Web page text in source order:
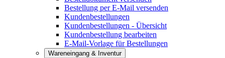
Bestellung per E-Mail versenden
Kundenbestellungen
Kundenbestellungen - Übersicht
Kundenbestellung bearbeiten
E-Mail-Vorlage für Bestellungen
Wareneingang & Inventur